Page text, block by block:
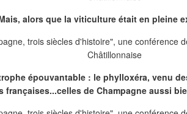
alors que la viticulture était en pleine
épouvantable : le phylloxéra, venu
françaises...celles de Champagne aussi